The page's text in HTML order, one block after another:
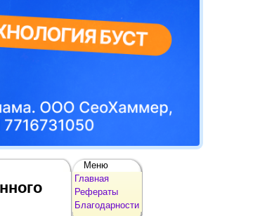
Меню
Главная
Рефераты
Благодарности